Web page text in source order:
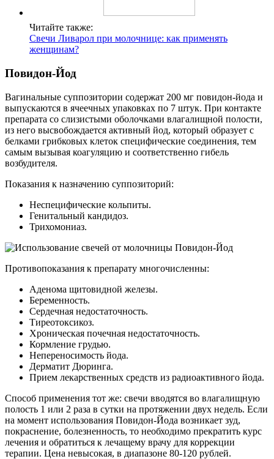
Читайте также:
Свечи Ливарол при молочнице: как применять
женщинам?
Повидон-Йод
Вагинальные суппозитории содержат 200 мг повидон-йода и
выпускаются в ячеечных упаковках по 7 штук. При контакте
препарата со слизистыми оболочками влагалищной полости,
из него высвобождается активный йод, который образует с
белками грибковых клеток специфические соединения, тем
самым вызывая коагуляцию и соответственно гибель
возбудителя.
Показания к назначению суппозиторий:
Неспецифические кольпиты.
Генитальный кандидоз.
Трихомониаз.
Противопоказания к препарату многочисленны:
Аденома щитовидной железы.
Беременность.
Сердечная недостаточность.
Тиреотоксикоз.
Хроническая почечная недостаточность.
Кормление грудью.
Непереносимость йода.
Дерматит Дюринга.
Прием лекарственных средств из радиоактивного йода.
Способ применения тот же: свечи вводятся во влагалищную
полость 1 или 2 раза в сутки на протяжении двух недель. Если
на момент использования Повидон-Йода возникает зуд,
покраснение, болезненность, то необходимо прекратить курс
лечения и обратиться к лечащему врачу для коррекции
терапии. Цена невысокая, в диапазоне 80-120 рублей.